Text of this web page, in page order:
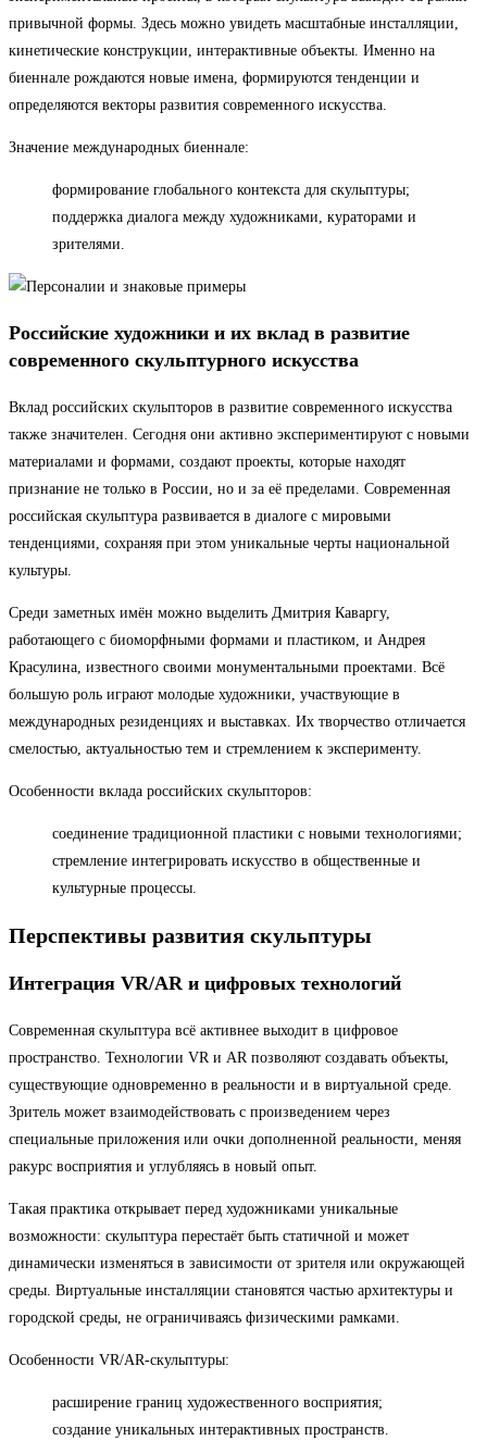
привычной формы. Здесь можно увидеть масштабные инсталляции,
кинетические конструкции, интерактивные объекты. Именно на
биеннале рождаются новые имена, формируются тенденции и
определяются векторы развития современного искусства.
Значение международных биеннале:
формирование глобального контекста для скульптуры;
поддержка диалога между художниками, кураторами и
зрителями.
Российские художники и их вклад в развитие
современного скульптурного искусства
Вклад российских скульпторов в развитие современного искусства
также значителен. Сегодня они активно экспериментируют с новыми
материалами и формами, создают проекты, которые находят
признание не только в России, но и за её пределами. Современная
российская скульптура развивается в диалоге с мировыми
тенденциями, сохраняя при этом уникальные черты национальной
культуры.
Среди заметных имён можно выделить Дмитрия Каваргу,
работающего с биоморфными формами и пластиком, и Андрея
Красулина, известного своими монументальными проектами. Всё
большую роль играют молодые художники, участвующие в
международных резиденциях и выставках. Их творчество отличается
смелостью, актуальностью тем и стремлением к эксперименту.
Особенности вклада российских скульпторов:
соединение традиционной пластики с новыми технологиями;
стремление интегрировать искусство в общественные и
культурные процессы.
Перспективы развития скульптуры
Интеграция VR/AR и цифровых технологий
Современная скульптура всё активнее выходит в цифровое
пространство. Технологии VR и AR позволяют создавать объекты,
существующие одновременно в реальности и в виртуальной среде.
Зритель может взаимодействовать с произведением через
специальные приложения или очки дополненной реальности, меняя
ракурс восприятия и углубляясь в новый опыт.
Такая практика открывает перед художниками уникальные
возможности: скульптура перестаёт быть статичной и может
динамически изменяться в зависимости от зрителя или окружающей
среды. Виртуальные инсталляции становятся частью архитектуры и
городской среды, не ограничиваясь физическими рамками.
Особенности VR/AR-скульптуры:
расширение границ художественного восприятия;
создание уникальных интерактивных пространств.